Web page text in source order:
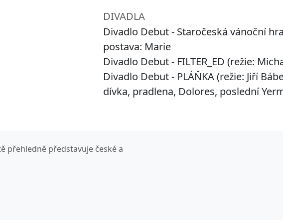
DIVADLA
Divadlo Debut - Staročeská vánoční
postava: Marie
Divadlo Debut - FILTER_ED (režie:
Divadlo Debut - PLÁŇKA (režie: Jiří
dívka, pradlena, Dolores, poslední
přehledně představuje české a